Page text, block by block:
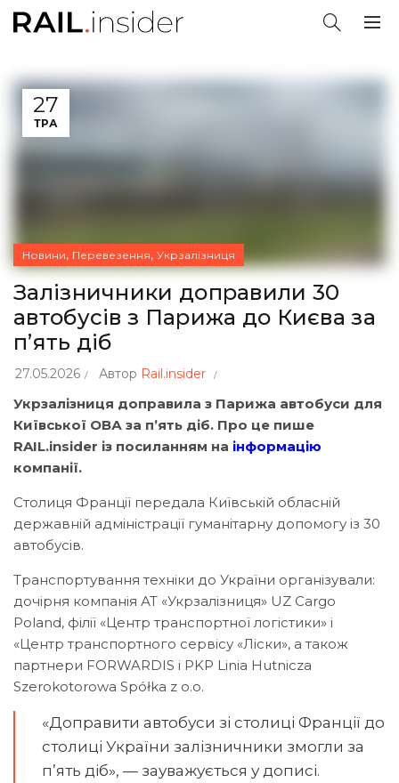
27
ТРА
Новини, Перевезення, Укрзалізниця
Залізничники доправили 30
автобусів з Парижа до Києва за
п’ять діб
27.05.2026 Автор Rail.insider
Укрзалізниця доправила з Парижа автобуси для
Київської ОВА за п’ять діб. Про це пише
RAIL.insider із посиланням на інформацію
компанії.
Столиця Франції передала Київській обласній
державній адміністрації гуманітарну допомогу із 30
автобусів.
Транспортування техніки до України організували:
дочірня компанія АТ «Укрзалізниця» UZ Cargo
Poland, філії «Центр транспортної логістики» і
«Центр транспортного сервісу «Ліски», а також
партнери FORWARDIS і PKP Linia Hutnicza
Szerokotorowa Spółka z o.o.
«Доправити автобуси зі столиці Франції до
столиці України залізничники змогли за
п’ять діб», — зауважується у дописі.